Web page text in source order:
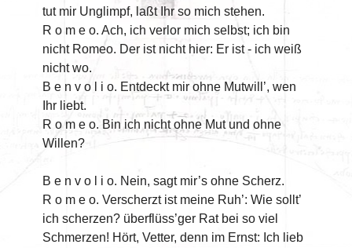
tut mir Unglimpf, laßt Ihr so mich stehen.
R o m e o. Ach, ich verlor mich selbst; ich bin
nicht Romeo. Der ist nicht hier: Er ist - ich weiß
nicht wo.
B e n v o l i o. Entdeckt mir ohne Mutwill’, wen
Ihr liebt.
R o m e o. Bin ich nicht ohne Mut und ohne
Willen?
B e n v o l i o. Nein, sagt mir’s ohne Scherz.
R o m e o. Verscherzt ist meine Ruh’: Wie sollt’
ich scherzen? überflüss’ger Rat bei so viel
Schmerzen! Hört, Vetter, denn im Ernst: Ich lieb